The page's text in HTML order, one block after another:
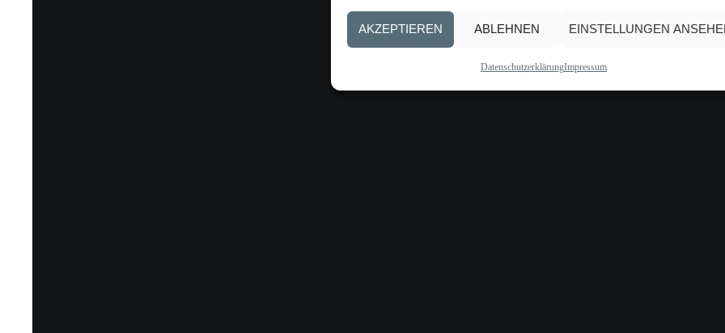
AKZEPTIEREN ABLEHNEN EINSTELLUNGEN
DatenschutzerklärungImpressum